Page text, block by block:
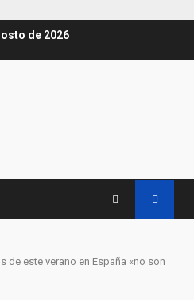
de 2026
de este verano en España «no son